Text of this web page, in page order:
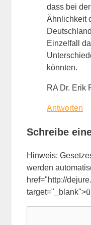
dass bei
Ähnlichkeit
Einzelfall
könnten.
RA Dr. Erik
Antworten
Schreibe
Hinweis:
werden
href="http://